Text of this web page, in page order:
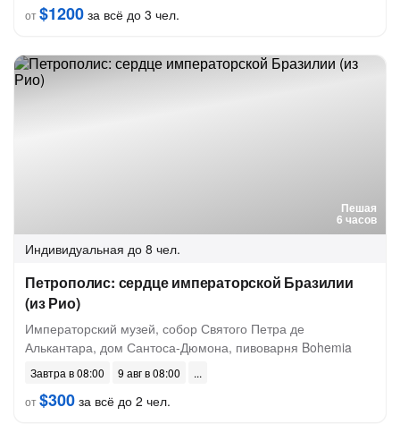
от$1200 за всё до 3 чел.
Пешая
6 часов
Индивидуальная до 8 чел.
Петрополис: сердце императорской Бразилии
(из Рио)
Императорский музей, собор Святого Петра де
Алькантара, дом Сантоса-Дюмона, пивоварня Bohemia
Завтра в 08:00
9 авг в 08:00
от$300 за всё до 2 чел.